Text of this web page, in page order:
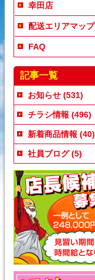
幸田店
配送エリアマップ
FAQ
記事一覧
お知らせ (531)
チラシ情報 (496)
新着商品情報 (40)
社員ブログ(5)